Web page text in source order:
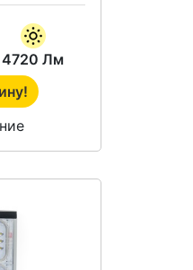
4720 Лм